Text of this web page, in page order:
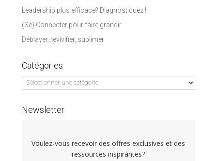
Leadership plus efficace? Diagnostiquez !
(Se) Connecter pour faire grandir
Déblayer, revivifier, sublimer
Catégories
Catégories
Newsletter
Voulez-vous recevoir des offres exclusives et des
ressources inspirantes?